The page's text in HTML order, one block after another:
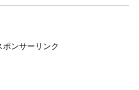
ポンサーリンク